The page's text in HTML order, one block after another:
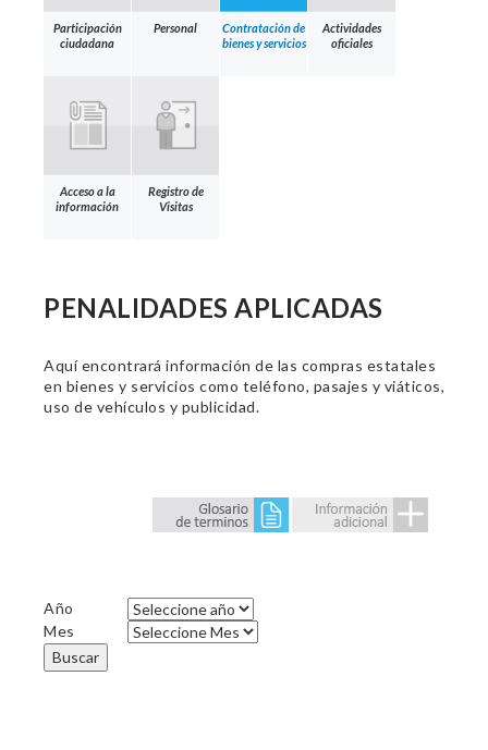
Participación
ciudadana
Personal
Contratación de
bienes y servicios
Actividades
oficiales
Acceso a la
información
Registro de
Visitas
PENALIDADES APLICADAS
Aquí encontrará información de las compras estatales
en bienes y servicios como teléfono, pasajes y viáticos,
uso de vehículos y publicidad.
Año
Mes
Buscar